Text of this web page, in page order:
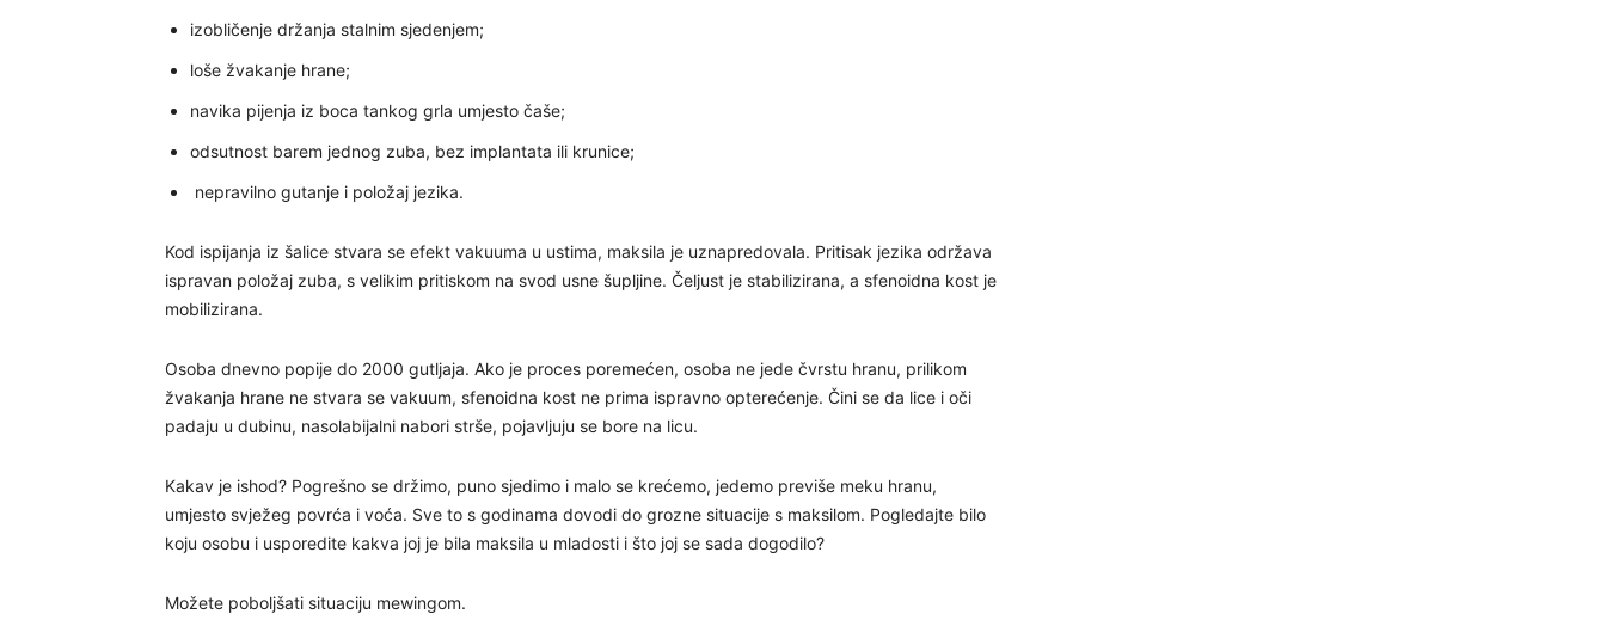
izobličenje držanja stalnim sjedenjem;
loše žvakanje hrane;
navika pijenja iz boca tankog grla umjesto čaše;
odsutnost barem jednog zuba, bez implantata ili krunice;
nepravilno gutanje i položaj jezika.
Kod ispijanja iz šalice stvara se efekt vakuuma u ustima, maksila je uznapredovala. Pritisak jezika održava
ispravan položaj zuba, s velikim pritiskom na svod usne šupljine. Čeljust je stabilizirana, a sfenoidna kost je
mobilizirana.
Osoba dnevno popije do 2000 gutljaja. Ako je proces poremećen, osoba ne jede čvrstu hranu, prilikom
žvakanja hrane ne stvara se vakuum, sfenoidna kost ne prima ispravno opterećenje. Čini se da lice i oči
padaju u dubinu, nasolabijalni nabori strše, pojavljuju se bore na licu.
Kakav je ishod? Pogrešno se držimo, puno sjedimo i malo se krećemo, jedemo previše meku hranu,
umjesto svježeg povrća i voća. Sve to s godinama dovodi do grozne situacije s maksilom. Pogledajte bilo
koju osobu i usporedite kakva joj je bila maksila u mladosti i što joj se sada dogodilo?
Možete poboljšati situaciju mewingom.